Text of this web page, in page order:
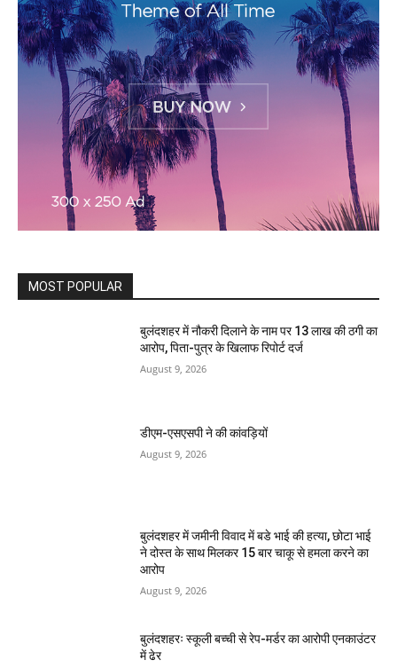
MOST POPULAR
बुलंदशहर में नौकरी दिलाने के नाम पर 13 लाख की ठगी का
आरोप, पिता-पुत्र के खिलाफ रिपोर्ट दर्ज
August 9, 2026
डीएम-एसएसपी ने की कांवड़ियों
August 9, 2026
बुलंदशहर में जमीनी विवाद में बडे भाई की हत्या, छोटा भाई
ने दोस्त के साथ मिलकर 15 बार चाकू से हमला करने का
आरोप
August 9, 2026
बुलंदशहरः स्कूली बच्ची से रेप-मर्डर का आरोपी एनकाउंटर
में ढेर